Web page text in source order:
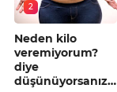
2
Neden kilo
veremiyorum?
diye
düşünüyorsanız…